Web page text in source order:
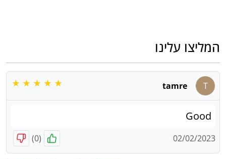
המליצו עלינו
T
tamre
Good
02/02/2023
(
0
)